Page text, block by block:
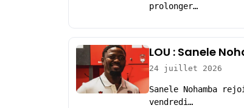
prolonger…
LOU : Sanele
24 juillet 2026
Sanele Nohamba
vendredi…